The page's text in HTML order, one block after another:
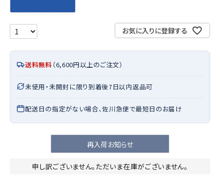
お気に入りに登録する
送料無料 （6,600円以上のご注文）
未使用・未開封に限り到着後7日以内返品可
配送日の指定がない場合、佐川急便で最短日のお届け
再入荷お知らせ
申し訳ございません。ただいま在庫がございません。